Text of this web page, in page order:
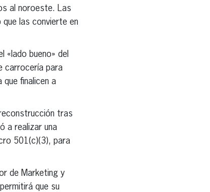
al noroeste. Las
que las convierte en
«lado bueno» del
carrocería para
finalicen a
tras
a realizar una
501(c)(3), para
de Marketing y
que su